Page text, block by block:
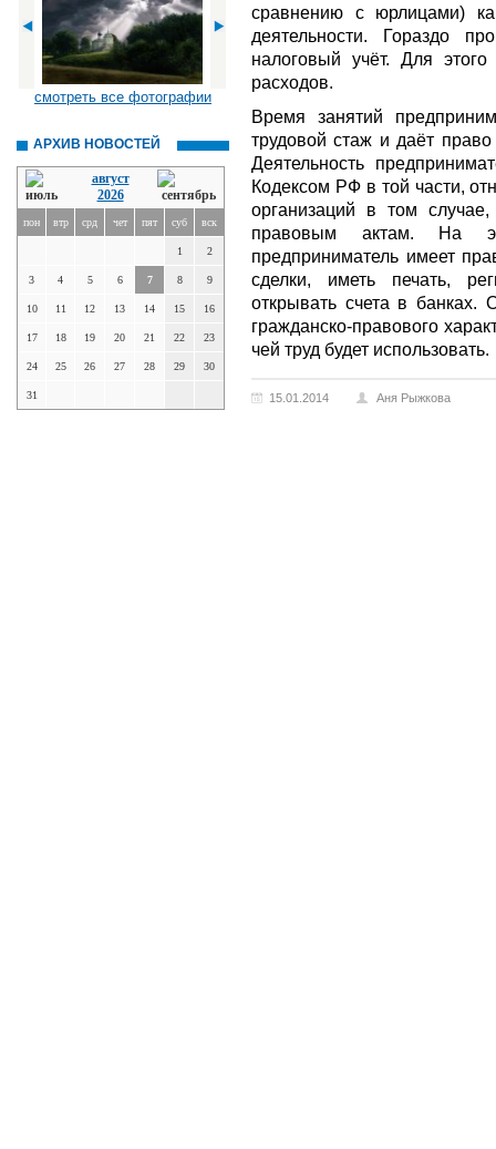
смотреть все фотографии
АРХИВ НОВОСТЕЙ
август
2026
пон втр срд чет пят суб вск
1 2
3 4 5 6 7 8 9
10 11 12 13 14 15 16
17 18 19 20 21 22 23
24 25 26 27 28 29 30
31
сравнению с юрлицами)
деятельности. Гораздо
налоговый учёт. Для
расходов.
Время занятий
трудовой стаж и даёт
Деятельность
Кодексом РФ в той части,
организаций в том
правовым актам. На
предприниматель имеет
сделки, иметь печать,
открывать счета в банках.
гражданско-правового
чей труд будет использовать.
15.01.2014 Аня Рыжкова